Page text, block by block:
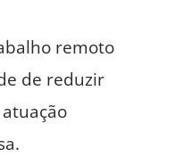
remoto
de reduzir